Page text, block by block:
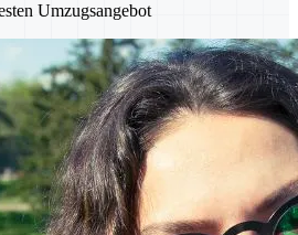
Umzugsangebot